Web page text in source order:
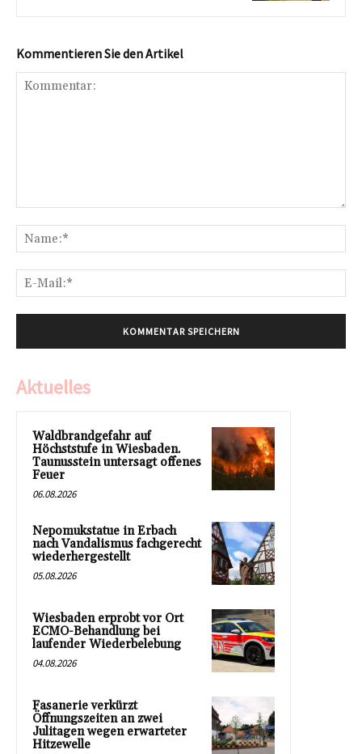
Kommentieren Sie den Artikel
Aktuelles
Waldbrandgefahr auf
Höchststufe in Wiesbaden.
Taunusstein untersagt offenes
Feuer
06.08.2026
Nepomukstatue in Erbach
nach Vandalismus fachgerecht
wiederhergestellt
05.08.2026
Wiesbaden erprobt vor Ort
ECMO-Behandlung bei
laufender Wiederbelebung
04.08.2026
Fasanerie verkürzt
Öffnungszeiten an zwei
Julitagen wegen erwarteter
Hitzewelle